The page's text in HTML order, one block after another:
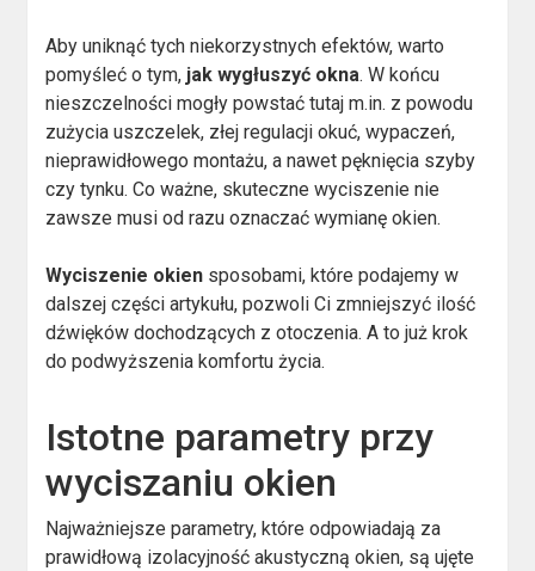
Aby uniknąć tych niekorzystnych efektów, warto
pomyśleć o tym, jak wygłuszyć okna. W końcu
nieszczelności mogły powstać tutaj m.in. z powodu
zużycia uszczelek, złej regulacji okuć, wypaczeń,
nieprawidłowego montażu, a nawet pęknięcia szyby
czy tynku. Co ważne, skuteczne wyciszenie nie
zawsze musi od razu oznaczać wymianę okien.
Wyciszenie okien sposobami, które podajemy w
dalszej części artykułu, pozwoli Ci zmniejszyć ilość
dźwięków dochodzących z otoczenia. A to już krok
do podwyższenia komfortu życia.
Istotne parametry przy
wyciszaniu okien
Najważniejsze parametry, które odpowiadają za
prawidłową izolacyjność akustyczną okien, są ujęte